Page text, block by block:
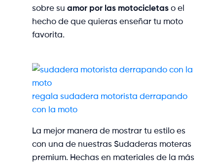
sobre su amor por las motocicletas o el
hecho de que quieras enseñar tu moto
favorita.
regala sudadera motorista derrapando
con la moto
La mejor manera de mostrar tu estilo es
con una de nuestras Sudaderas moteras
premium. Hechas en materiales de la más